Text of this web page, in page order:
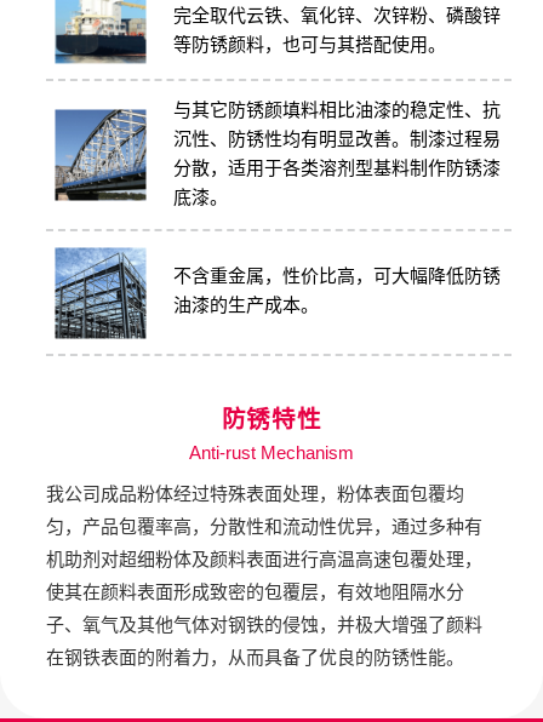
完全取代云铁、氧化锌、次锌粉、磷酸锌
等防锈颜料，也可与其搭配使用。
与其它防锈颜填料相⽐油漆的稳定性、抗
沉性、防锈性均有明显改善。制漆过程易
分散，适⽤于各类溶剂型基料制作防锈漆
底漆。
不含重金属，性价比高，可大幅降低防锈
油漆的生产成本。
防锈特性
Anti-rust Mechanism
我公司成品粉体经过特殊表⾯处理，粉体表⾯包覆均
匀，产品包覆率⾼，分散性和流动性优异，通过多种有
机助剂对超细粉体及颜料表⾯进⾏⾼温⾼速包覆处理，
使其在颜料表⾯形成致密的包覆层，有效地阻隔⽔分
⼦、氧⽓及其他⽓体对钢铁的侵蚀，并极⼤增强了颜料
在钢铁表⾯的附着⼒，从⽽具备了优良的防锈性能。